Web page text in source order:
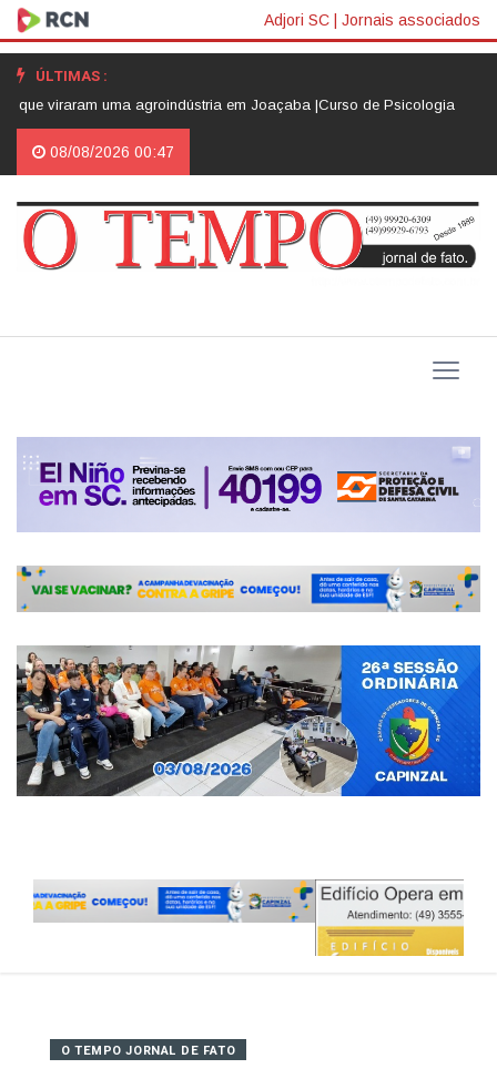
Adjori SC | Jornais associados
ÚLTIMAS :
uma agroindústria em Joaçaba |Curso de Psicologia da Unoesc
08/08/2026 00:47